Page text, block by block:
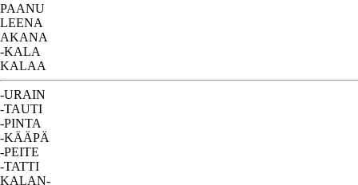
PAANU
LEENA
AKANA
-KALA
KALAA
-URAIN
-TAUTI
-PINTA
-KÄÄPÄ
-PEITE
-TATTI
KALAN-